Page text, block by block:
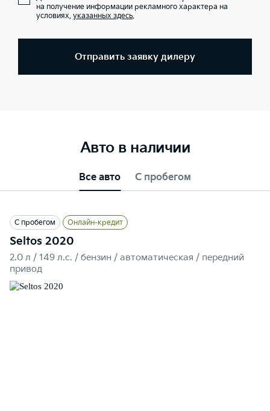
на получение информации рекламного характера на
условиях, указанных здесь.
Отправить заявку дилеру
Авто в наличии
Все авто С пробегом
С пробегом Онлайн-кредит
Seltos 2020
2.0 л / 149 л.c. / бензин / автоматическая / передний
привод